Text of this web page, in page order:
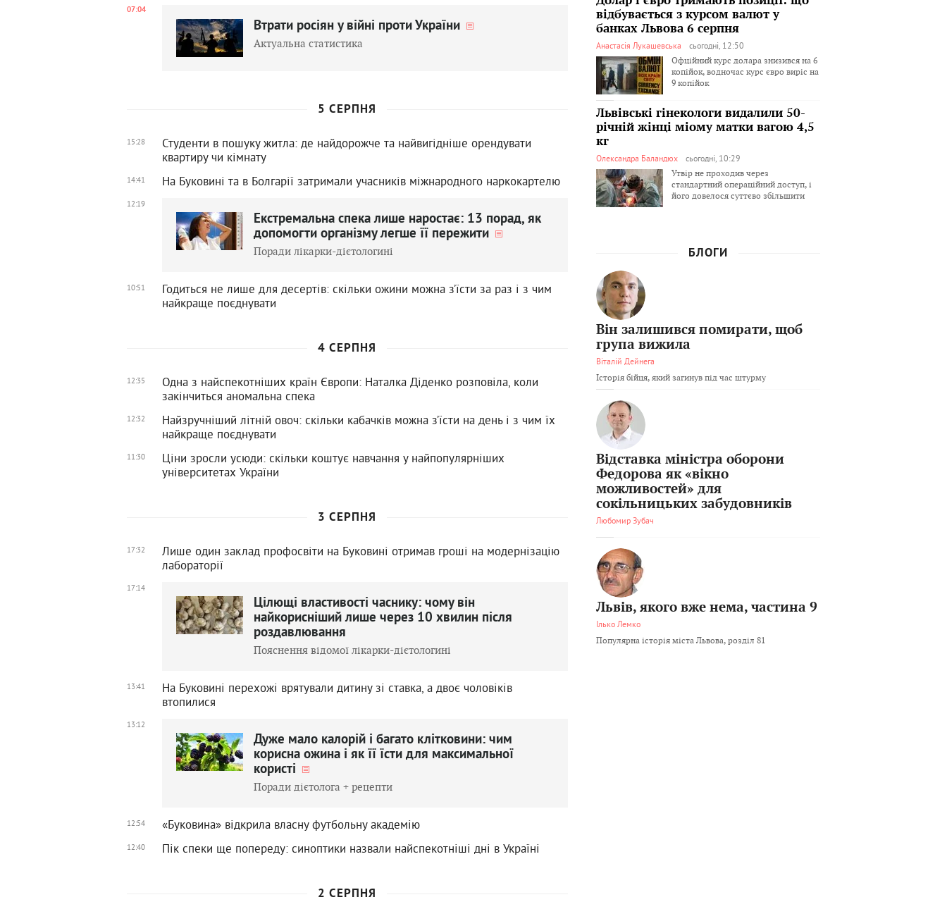
07:04
Втрати росіян у війні проти України
Актуальна статистика
5 СЕРПНЯ
15:28
Студенти в пошуку житла: де найдорожче та найвигідніше орендувати
квартиру чи кімнату
14:41 На Буковині та в Болгарії затримали учасників міжнародного наркокартелю
12:19
Екстремальна спека лише наростає: 13 порад, як
допомогти організму легше її пережити
Поради лікарки-дієтологині
10:51
Годиться не лише для десертів: скільки ожини можна з’їсти за раз і з чим
найкраще поєднувати
4 СЕРПНЯ
12:35
Одна з найспекотніших країн Європи: Наталка Діденко розповіла, коли
закінчиться аномальна спека
12:32
Найзручніший літній овоч: скільки кабачків можна з’їсти на день і з чим їх
найкраще поєднувати
11:30
Ціни зросли усюди: скільки коштує навчання у найпопулярніших
університетах України
3 СЕРПНЯ
17:32
Лише один заклад профосвіти на Буковині отримав гроші на модернізацію
лабораторії
17:14
Цілющі властивості часнику: чому він
найкорисніший лише через 10 хвилин після
роздавлювання
Пояснення відомої лікарки-дієтологині
13:41
На Буковині перехожі врятували дитину зі ставка, а двоє чоловіків
втопилися
13:12
Дуже мало калорій і багато клітковини: чим
корисна ожина і як її їсти для максимальної
користі
Поради дієтолога + рецепти
12:54 «Буковина» відкрила власну футбольну академію
12:40 Пік спеки ще попереду: синоптики назвали найспекотніші дні в Україні
2 СЕРПНЯ
відбувається з курсом валют у
банках Львова 6 серпня
Анастасія Лукашевська
сьогодні, 12:50
Офційний курс долара знизився на 6
копійок, водночас курс євро виріс на
9 копійок
Львівські гінекологи видалили 50-
річній жінці міому матки вагою 4,5
кг
Олександра Баландюх
сьогодні, 10:29
Утвір не проходив через
стандартний операційний доступ, і
його довелося суттєво збільшити
БЛОГИ
Він залишився помирати, щоб
група вижила
Віталій Дейнега
Історія бійця, який загинув під час штурму
Відставка міністра оборони
Федорова як «вікно
можливостей» для
сокільницьких забудовників
Любомир Зубач
Львів, якого вже нема, частина 9
Ілько Лемко
Популярна історія міста Львова, розділ 81